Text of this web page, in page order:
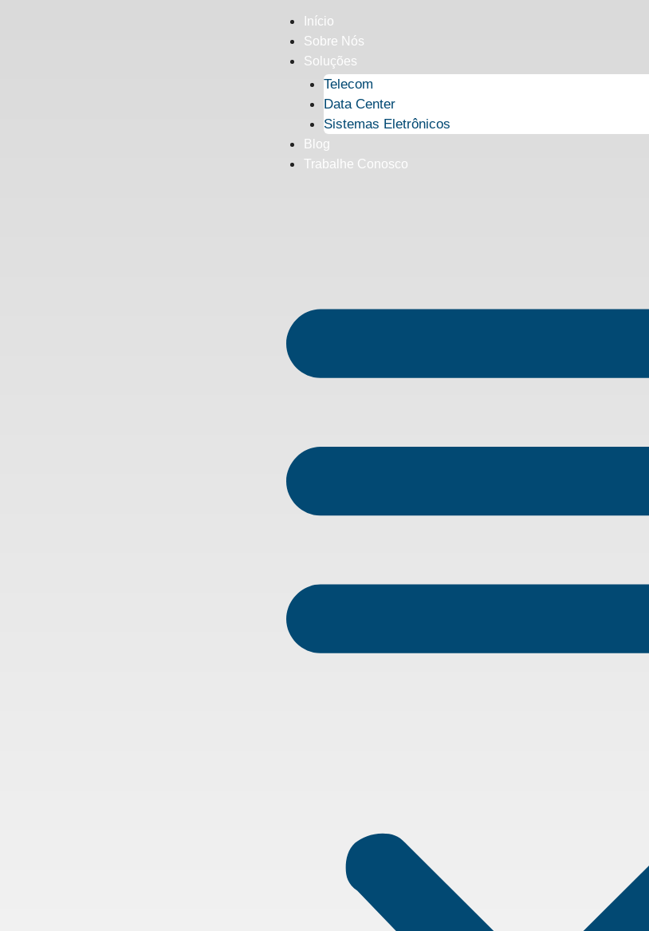
Início
Sobre Nós
Soluções
Telecom
Data Center
Sistemas Eletrônicos
Blog
Trabalhe Conosco